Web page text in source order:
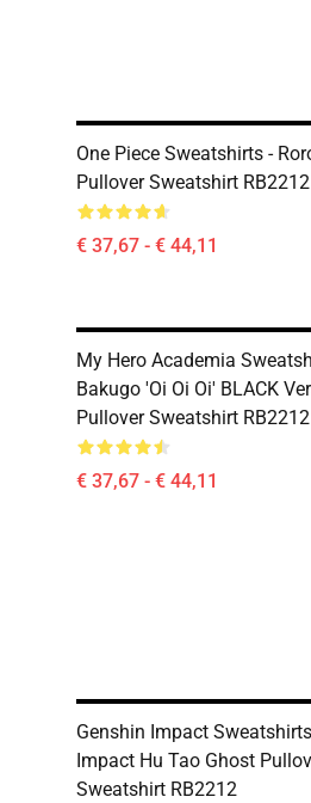
One Piece Sweatshirts -
Pullover Sweatshirt RB2212
€ 37,67 - € 44,11
My Hero Academia
Bakugo 'Oi Oi Oi' BLACK
Pullover Sweatshirt RB2212
€ 37,67 - € 44,11
Genshin Impact
Impact Hu Tao Ghost
Sweatshirt RB2212